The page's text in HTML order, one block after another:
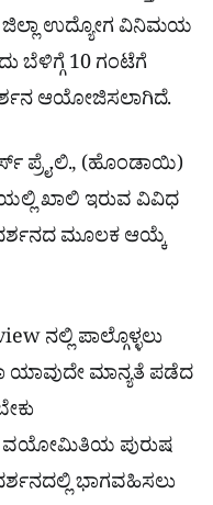
ಜಿಲ್ಲಾ ಉದ್ಯೋಗ ವಿನಿಮಯ
10 ಗಂಟೆಗೆ
ಆಯೋಜಿಸಲಾಗಿದೆ.
ಪ್ರೈ.ಲಿ., (ಹೊಂಡಾಯಿ)
ಖಾಲಿ ಇರುವ ವಿವಿಧ
ಮೂಲಕ ಆಯ್ಕೆ
ನಲ್ಲಿ ಪಾಲ್ಗೊಳ್ಳಲು
ಮಾನ್ಯತೆ ಪಡೆದ
ವಯೋಮಿತಿಯ ಪುರುಷ
ಭಾಗವಹಿಸಲು